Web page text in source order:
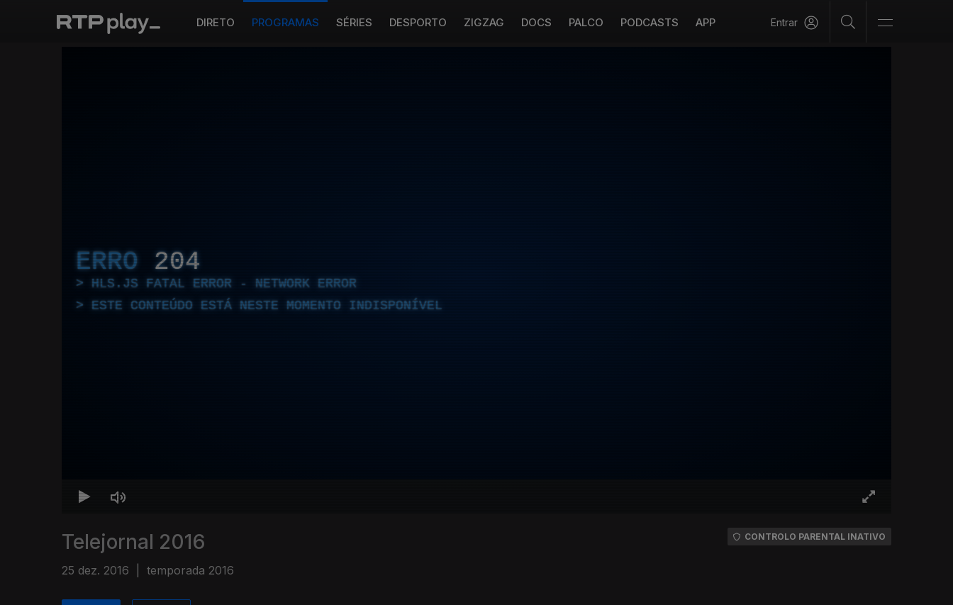
DIRETO PROGRAMAS SÉRIES DESPORTO ZIGZAG DOCS PALCO PODCASTS APP Entrar
ERRO 204
HLS.JS FATAL ERROR - NETWORK ERROR
ESTE CONTEÚDO ESTÁ NESTE MOMENTO INDISPONÍVEL
Telejornal 2016
25 dez. 2016 temporada 2016
CONTROLO PARENTAL INATIVO